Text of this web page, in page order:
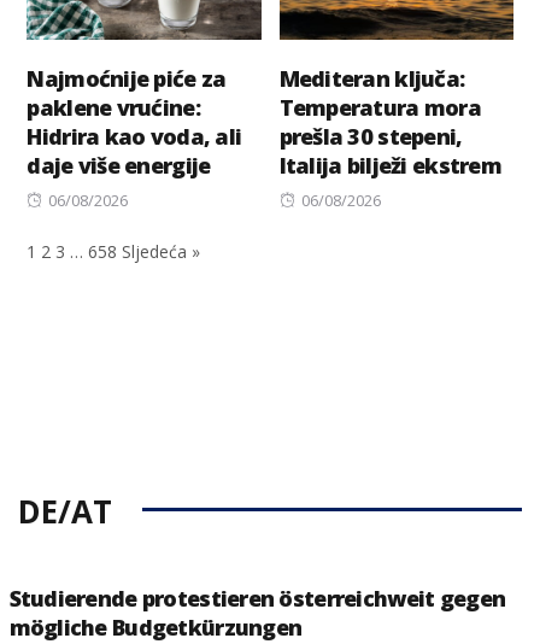
Najmoćnije piće za
paklene vrućine:
Hidrira kao voda, ali
daje više energije
Posted
06/08/2026
Mediteran ključa:
Temperatura mora
prešla 30 stepeni,
Italija bilježi ekstrem
Posted
06/08/2026
1 2 3 … 658 Sljedeća »
DE/AT
Studierende protestieren österreichweit gegen
mögliche Budgetkürzungen